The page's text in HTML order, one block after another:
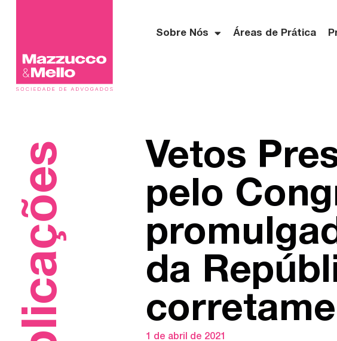
Sobre Nós Áreas de Prática
Publicações
Vetos
pelo
da
1 de abril de 2021